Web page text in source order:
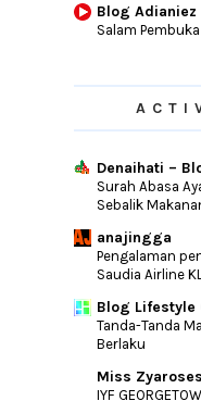
Blog Adianiez
Salam
Denaihati –
Surah Abasa
Sebalik
anajingga
Pengalaman
Saudia Airline
Blog Lifestyle
Tanda-Tanda
Berlaku
Miss Zyaroses
IYF